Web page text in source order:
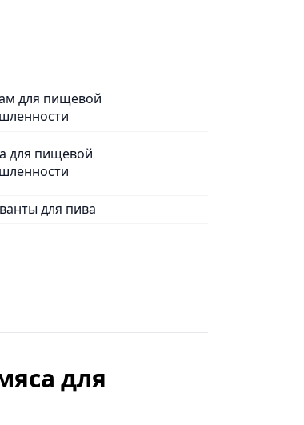
для пищевой
для пищевой
для пива
для